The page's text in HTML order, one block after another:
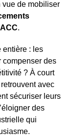
de mobiliser
.
entière : les
compenser des
? À court
avec
sécuriser leurs
des
qui